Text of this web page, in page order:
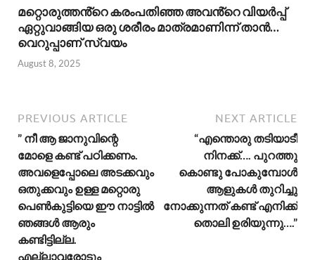
മറ്റൊരുത്തൻ്റെ കരംപതിഞ്ഞ അവൻ്റെ വിയർപ്പ്
ഏറ്റുവാങ്ങിയ ഒരു ശരീരം മാത്രമാണിന്ന് താൻ…
വെറുപ്പാണ് സ്വയം
August 8, 2025
PREVIOUS ARTICLE
” നീ ആ ജാനുവിന്റെ
മോളെ കണ്ട് പഠിക്കണം.
അവളെപ്പോലെ അടക്കവും
ഒതുക്കവും ഉള്ള മറ്റൊരു
പെൺകുട്ടിയെ ഈ നാട്ടിൽ
ഞങ്ങൾ ആരും
കണ്ടിട്ടില്ല.
എല്ലാവരോടും
NEXT ARTICLE
“എന്തൊരു തടിയാടീ
നിനക്ക്…. പുറത്തു
കൊണ്ടു പോകുമ്പോൾ
ആളുകൾ തുറിച്ചു
നോക്കുന്നത് കണ്ട് എനിക്ക്
തൊലി ഉരിയുന്നു….”